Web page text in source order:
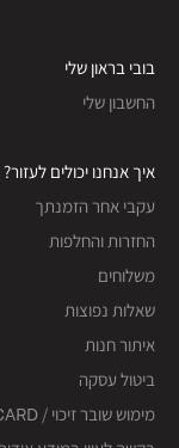
בובי בראון שלי
החשבון שלי
איך אנחנו יכולים לעזור?
עקבי אחר הזמנתך
החזרות והחלפות
משלוחים
שאלות נפוצות
איתור חנות
ביטול עסקה
מימוש שובר זיכוי / GIFT CARD